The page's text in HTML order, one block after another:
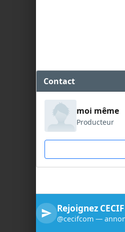
Contact
moi même
Producteur
Rejoignez
@cecifcom —